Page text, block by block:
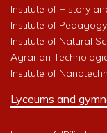
Institute of History
Institute of
Institute of Natural
Agrarian
Institute of
Lyceums and